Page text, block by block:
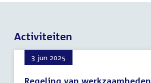
Activiteiten
3 jun 2025
Regeling van werkzaamheden